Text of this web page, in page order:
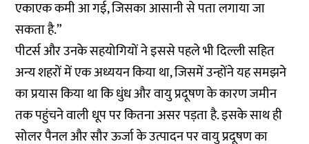
एकाएक कमी आ गई, जिसका आसानी से पता लगाया जा
सकता है.”
पीटर्स और उनके सहयोगियों ने इससे पहले भी दिल्ली सहित
अन्य शहरों में एक अध्ययन किया था, जिसमें उन्होंने यह समझने
का प्रयास किया था कि धुंध और वायु प्रदूषण के कारण जमीन
तक पहुंचने वाली धूप पर कितना असर पड़ता है. इसके साथ ही
सोलर पैनल और सौर ऊर्जा के उत्पादन पर वायु प्रदूषण का